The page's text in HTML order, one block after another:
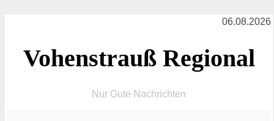
06.08.2026
Vohenstrauß Regional
Nur Gute Nachrichten